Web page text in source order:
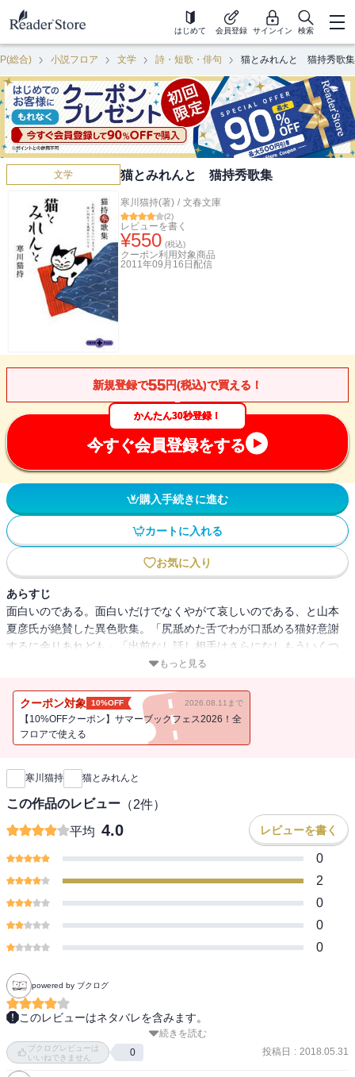
はじめて 会員登録 サインイン 検索
総合) 小説フロア 文学 詩・短歌・俳句 猫とみれんと 猫持秀歌集
文学 猫とみれんと 猫持秀歌集
寒川猫持(著) / 文春文庫
(2)
レビューを書く
¥550 (税込)
クーポン利用対象商品
2011年09月16日 配信
新規登録で55円(税込)で買える！
かんたん30秒登録！
今すぐ会員登録をする
購入手続きに進む
カートに入れる
お気に入り
あらすじ
面白いのである。面白いだけでなくやがて哀しいのである、と山本
夏彦氏が絶賛した異色歌集。「尻舐めた舌でわが口舐める猫好意謝
するに余りあれども」「出前なし話し相手はさらになしもういくつ
寝れば来るお正月」「『ハンサムでおとなしくっていい猫ね』動物
られ、猫と暮らす著者が、過ぎし日々と飼い猫にゃん吉への愛を諧
謔に託して詠んだ全380首。浜野孝典が描く郷愁あふれるイラストを
あわせ、一冊とする。
もっと見る
クーポン対象 10%OFF 2026.08.11まで
【10%OFFクーポン】サマーブックフェス2026！全
フロアで使える
新刊通知
寒川猫持 猫とみれんと
この作品のレビュー （2件）
平均 4.0 レビューを書く
0
2
0
0
0
powered by ブクログ
このレビューはネタバレを含みます。
「猫とみれんと」という大阪のけったいな歌人の歌集。
著者の寒川猫持さんは、バツイチで中年の目医者、大阪のオッさん
である。愛妻にバイバイされて女性にモテず、唯一相思相愛の猫と
続きを読む
ブクログレビューは
いいねできません
0 投稿日 : 2018.05.31